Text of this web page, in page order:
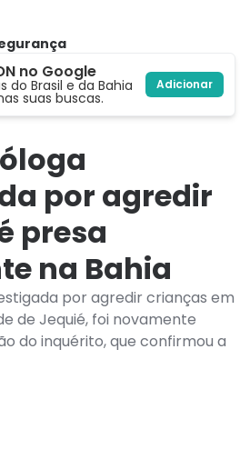
no Google
do Brasil e da Bahia
suas buscas.
Adicionar
por agredir
presa
na Bahia
por agredir crianças em
de Jequié, foi novamente
do inquérito, que confirmou a